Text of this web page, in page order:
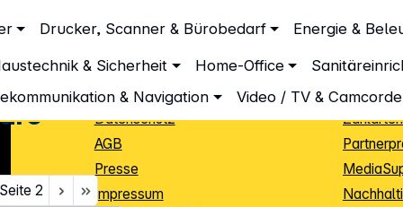
Drucker, Scanner & Bürobedarf Energie &
& Sicherheit Home-Office
& Navigation Video / TV &
Seite 2
Unsere Leistungen
Beratung
Datenschutz
AGB
Presse
Impressum
Info
Zahlarten